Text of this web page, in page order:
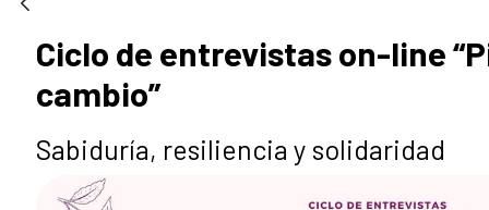
Ciclo de entrevistas on-line
cambio”
Sabiduría, resiliencia y solidaridad